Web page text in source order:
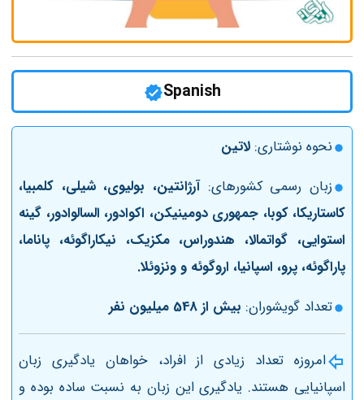
Spanish
نحوه نوشتاری: لاتین
زبان رسمی کشورهای: آرژانتین، بولیوی، شیلی، کلمبیا،
کاستاریکا، کوبا، جمهوری دومینیکن، اکوادور، السالوادور، گینه
استوایی، گواتمالا، هندوراس، مکزیک، نیکاراگوئه، پاناما،
پاراگوئه، پرو، اسپانیا، اروگوئه و ونزوئلا.
تعداد گویشوران: بیش از 548 میلیون نفر
امروزه تعداد زیادی از افراد، خواهان یادگیری زبان
اسپانیایی هستند. یادگیری این زبان به نسبت ساده بوده و